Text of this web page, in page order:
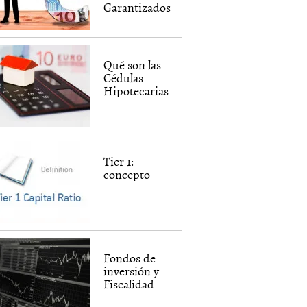
Garantizados
Qué son las
Cédulas
Hipotecarias
Tier 1:
concepto
Fondos de
inversión y
Fiscalidad